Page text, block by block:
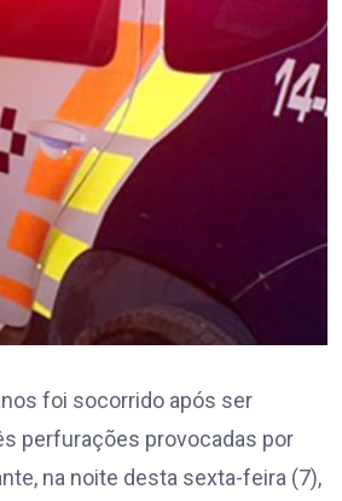
foi socorrido após ser
perfurações provocadas por
na noite desta sexta-feira (7),